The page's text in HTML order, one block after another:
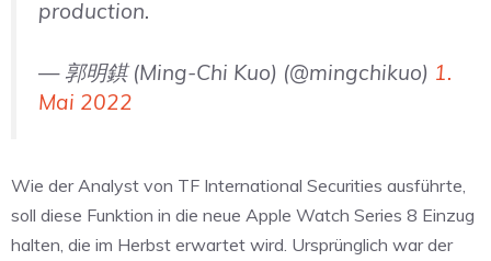
production.
— 郭明錤 (Ming-Chi Kuo) (@mingchikuo) 1.
Mai 2022
Wie der Analyst von TF International Securities ausführte,
soll diese Funktion in die neue Apple Watch Series 8 Einzug
halten, die im Herbst erwartet wird. Ursprünglich war der